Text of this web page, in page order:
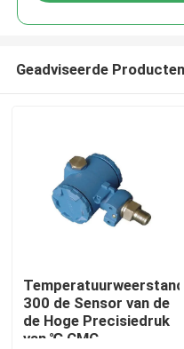
Producten
Geadviseerde Producten
Temperatuurweerstand
300 de Sensor van de
de Hoge Precisiedruk
van ℃ CMC